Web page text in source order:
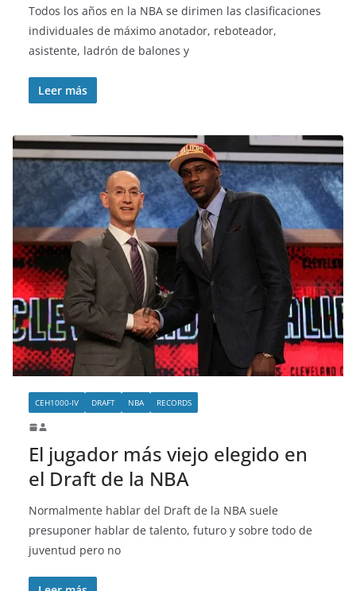
Todos los años en la NBA se dirimen las clasificaciones
individuales de máximo anotador, reboteador,
asistente, ladrón de balones y
Leer más
CEH1000-IV DRAFT NBA RECORDS
El jugador más viejo elegido en
el Draft de la NBA
Normalmente hablar del Draft de la NBA suele
presuponer hablar de talento, futuro y sobre todo de
juventud pero no